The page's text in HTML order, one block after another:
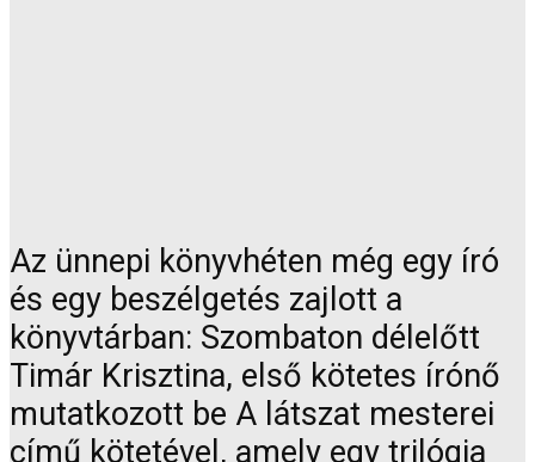
Az ünnepi könyvhéten még egy író
és egy beszélgetés zajlott a
könyvtárban: Szombaton délelőtt
Timár Krisztina, első kötetes írónő
mutatkozott be A látszat mesterei
című kötetével, amely egy trilógia